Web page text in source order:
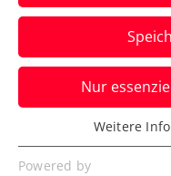
Triumph
Kraus bei
– Die
Im
Nur
Essenziell
Essenzielle Cookies
Weitere
Powered by